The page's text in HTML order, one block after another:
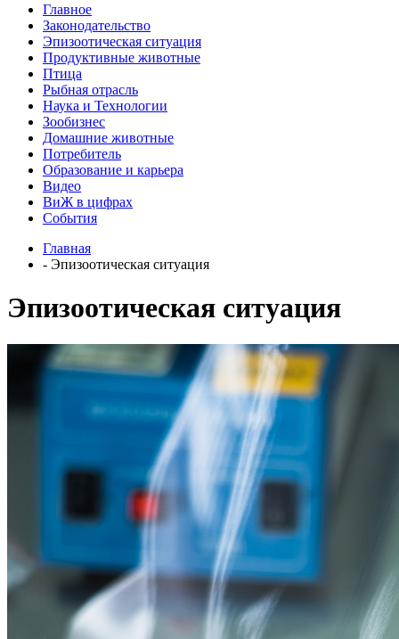
Главное
Законодательство
Эпизоотическая ситуация
Продуктивные животные
Птица
Рыбная отрасль
Наука и Технологии
Зообизнес
Домашние животные
Потребитель
Образование и карьера
Видео
ВиЖ в цифрах
События
Главная
- Эпизоотическая ситуация
Эпизоотическая ситуация